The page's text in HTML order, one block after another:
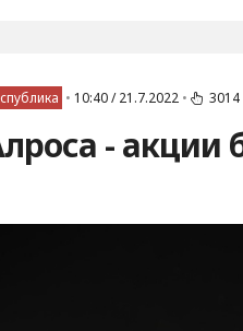
• 10:40 / 21.7.2022 • 3014
- акции